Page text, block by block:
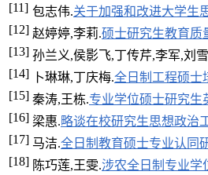
[11] 包志伟.关于加强和改进大学生
[12] 赵婷婷,李莉.硕士研究生教育
[13] 孙兰义,侯影飞,丁传芹,李军,刘
[14]
卜琳琳,丁庆梅.全日制工程硕士
[15] 秦涛,王栋.专业学位硕士研究生
[16] 梁惠.略谈在校研究生思想政治
[17] 马洁.全日制教育硕士专业认
[18] 陈巧莲,王雯.涉农全日制专业学